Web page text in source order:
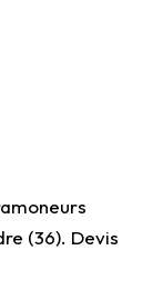
(36). Devis